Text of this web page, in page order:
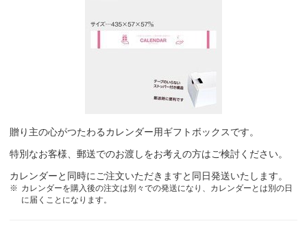
毎年、お客様に「楽しみにしている」と言われているため、この商品
毎年、お客様に「楽しみにしている」と言われているため、この商品
お客様の評判が良く、「毎年楽しみにしている」と言われているので
この商品を選びました。
造園業
贈り主の心がつたわるカレンダー用ギフトボックスです。
特別なお客様、郵送でのお渡しをお考えの方はご検討ください。
カレンダーと同時にご注文いただきますと同日発送いたします。
カレンダーを購入後の注文は別々での発送になり、カレンダーとは別の日
に届くことになります。